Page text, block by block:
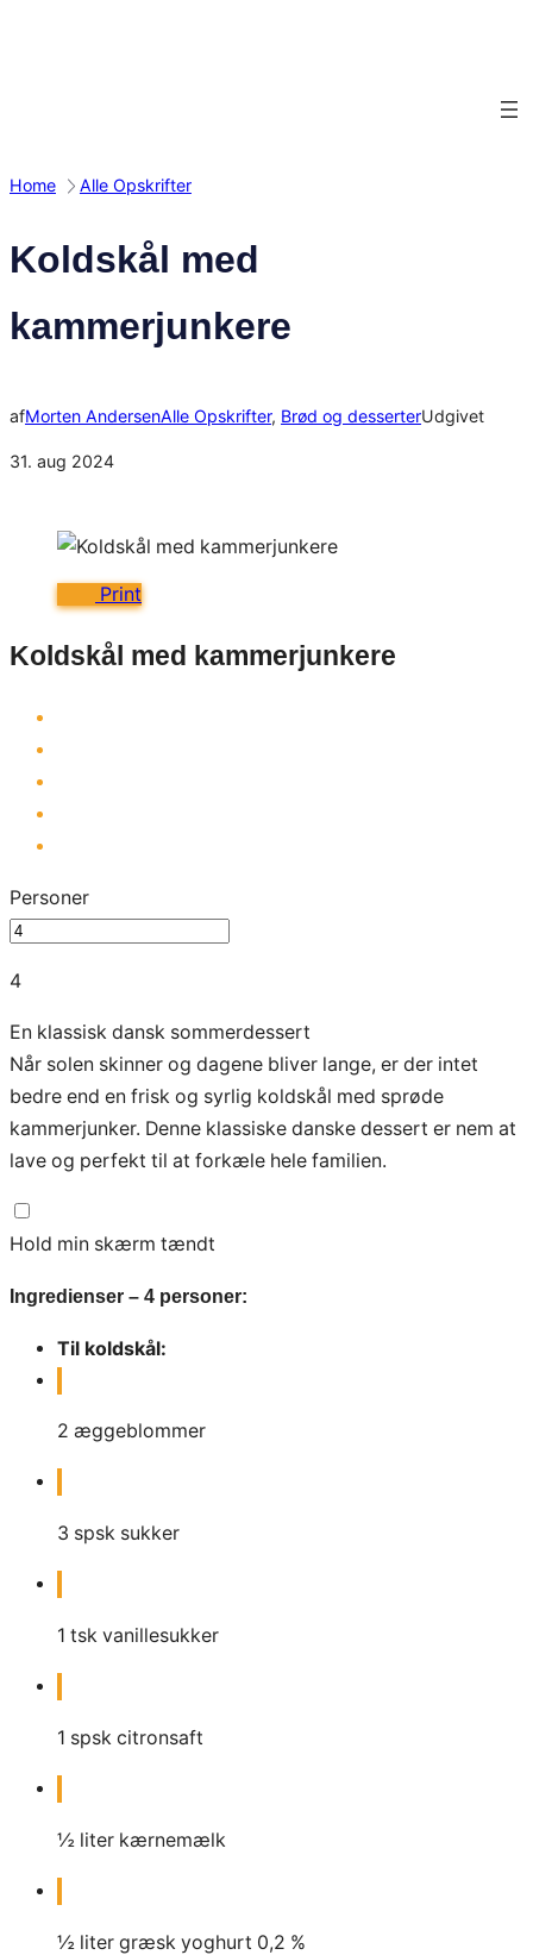
Home Alle Opskrifter
Koldskål med
kammerjunkere
afMorten AndersenAlle Opskrifter, Brød og desserterUdgivet
31. aug 2024
Print
Koldskål med kammerjunkere
Personer
4
En klassisk dansk sommerdessert
Når solen skinner og dagene bliver lange, er der intet
bedre end en frisk og syrlig koldskål med sprøde
kammerjunker. Denne klassiske danske dessert er nem at
lave og perfekt til at forkæle hele familien.
Hold min skærm tændt
Ingredienser – 4 personer:
Til koldskål:
2 æggeblommer
3 spsk sukker
1 tsk vanillesukker
1 spsk citronsaft
½ liter kærnemælk
½ liter græsk yoghurt 0,2 %